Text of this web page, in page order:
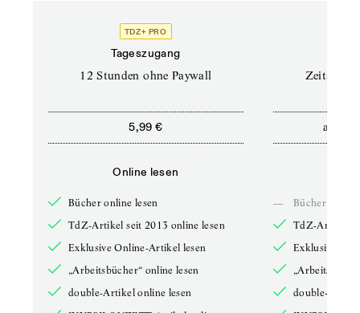
TDZ+ PRO
Tageszugang
12 Stunden ohne Paywall
5,99 €
Online lesen
Bücher online lesen
TdZ-Artikel seit 2013 online lesen
Exklusive Online-Artikel lesen
„Arbeitsbücher“ online lesen
double-Artikel online lesen
ab
—
Bücher online
TdZ-Artikel
Exklusive
double-